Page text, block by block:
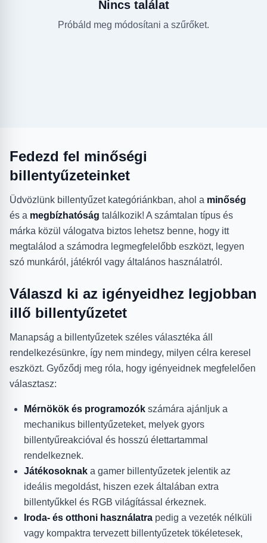
Nincs találat
Próbáld meg módosítani a szűrőket.
Fedezd fel minőségi
billentyűzeteinket
Üdvözlünk billentyűzet kategóriánkban, ahol a minőség
és a megbízhatóság találkozik! A számtalan típus és
márka közül válogatva biztos lehetsz benne, hogy itt
megtalálod a számodra legmegfelelőbb eszközt, legyen
szó munkáról, játékról vagy általános használatról.
Válaszd ki az igényeidhez legjobban
illő billentyűzetet
Manapság a billentyűzetek széles választéka áll
rendelkezésünkre, így nem mindegy, milyen célra keresel
eszközt. Győződj meg róla, hogy igényeidnek megfelelően
választasz:
Mérnökök és programozók számára ajánljuk a
mechanikus billentyűzeteket, melyek gyors
billentyűreakcióval és hosszú élettartammal
rendelkeznek.
Játékosoknak a gamer billentyűzetek jelentik az
ideális megoldást, hiszen ezek általában extra
billentyűkkel és RGB világítással érkeznek.
Iroda- és otthoni használatra pedig a vezeték nélküli
vagy kompaktra tervezett billentyűzetek tökéletesek,